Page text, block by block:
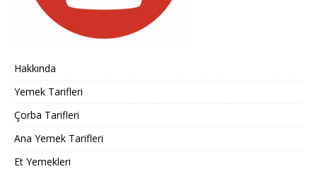
Hakkında
Yemek Tarifleri
Çorba Tarifleri
Ana Yemek Tarifleri
Et Yemekleri